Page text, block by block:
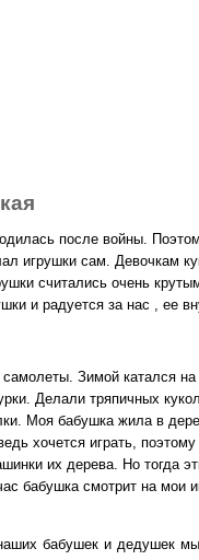
после войны.
игрушки сам. Девочкам
считались очень
и радуется за нас , ее
Зимой катался
Делали тряпичных
Моя бабушка жила в
хочется играть,
их дерева. Но тогда
бабушка смотрит
бабушек и дедушек